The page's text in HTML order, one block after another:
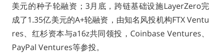
美元的种子轮融资；3月底，跨链基础设施LayerZero完
成了1.35亿美元的A+轮融资，由知名风投机构FTX Ventu
res、红杉资本与a16z共同领投，Coinbase Ventures、
PayPal Ventures等参投。